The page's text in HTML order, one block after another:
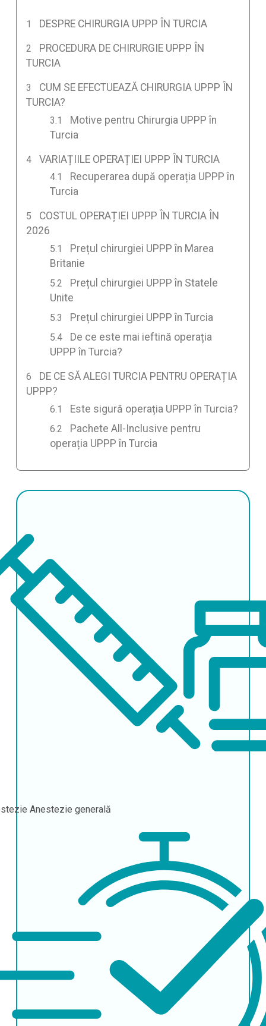
DESPRE CHIRURGIA UPPP ÎN TURCIA
PROCEDURA DE CHIRURGIE UPPP ÎN
TURCIA
CUM SE EFECTUEAZĂ CHIRURGIA UPPP ÎN
TURCIA?
Motive pentru Chirurgia UPPP în
Turcia
VARIAȚIILE OPERAȚIEI UPPP ÎN TURCIA
Recuperarea după operația UPPP în
Turcia
COSTUL OPERAȚIEI UPPP ÎN TURCIA ÎN
2026
Prețul chirurgiei UPPP în Marea
Britanie
Prețul chirurgiei UPPP în Statele
Unite
Prețul chirurgiei UPPP în Turcia
De ce este mai ieftină operația
UPPP în Turcia?
DE CE SĂ ALEGI TURCIA PENTRU OPERAȚIA
UPPP?
Este sigură operația UPPP în Turcia?
Pachete All-Inclusive pentru
operația UPPP în Turcia
Anestezie generală